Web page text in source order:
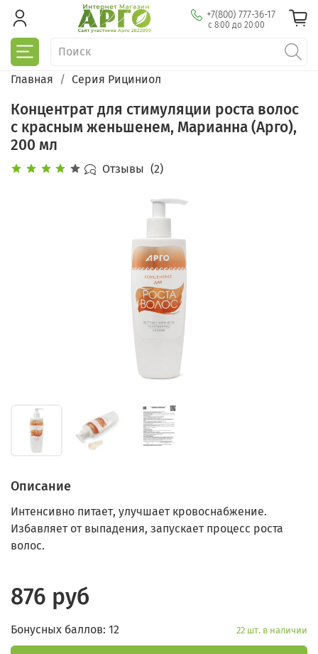
+7(800) 777-36-17
с 8:00 до 20:00
Главная Серия Рициниол
Концентрат для стимуляции роста волос
с красным женьшенем, Марианна (Арго),
200 мл
Отзывы (2)
Описание
Интенсивно питает, улучшает кровоснабжение.
Избавляет от выпадения, запускает процесс роста
волос.
876 руб
Бонусных баллов: 12 22 шт. в наличии